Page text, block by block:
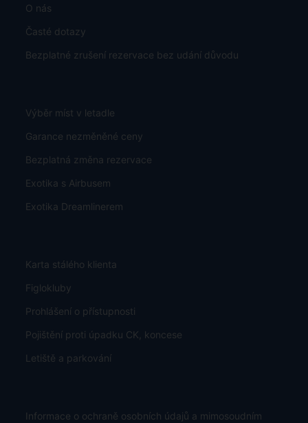
O nás
Časté dotazy
Bezplatné zrušení rezervace bez udání důvodu
Výběr míst v letadle
Garance nezměněné ceny
Bezplatná změna rezervace
Exotika s Airbusem
Exotika Dreamlinerem
Karta stálého klienta
Figlokluby
Prohlášení o přístupnosti
Pojištění proti úpadku CK, koncese
Letiště a parkování
Informace o ochraně osobních údajů a mimosoudním